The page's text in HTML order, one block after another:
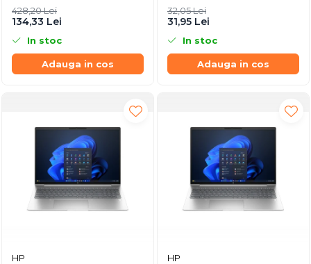
428,20 Lei
134,33 Lei
In stoc
Adauga in cos
32,05 Lei
31,95 Lei
In stoc
Adauga in cos
HP
HP